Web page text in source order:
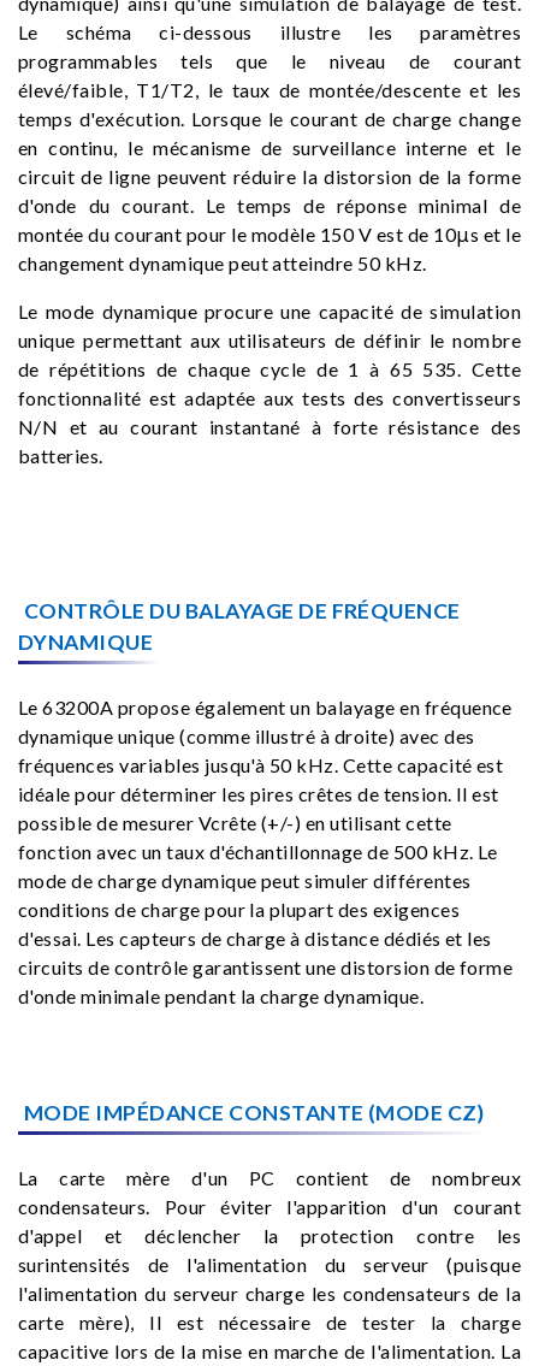
Le schéma ci-dessous illustre les paramètres
programmables tels que le niveau de courant
élevé/faible, T1/T2, le taux de montée/descente et les
temps d'exécution. Lorsque le courant de charge change
en continu, le mécanisme de surveillance interne et le
circuit de ligne peuvent réduire la distorsion de la forme
d'onde du courant. Le temps de réponse minimal de
montée du courant pour le modèle 150 V est de 10μs et le
changement dynamique peut atteindre 50 kHz.
Le mode dynamique procure une capacité de simulation
unique permettant aux utilisateurs de définir le nombre
de répétitions de chaque cycle de 1 à 65 535. Cette
fonctionnalité est adaptée aux tests des convertisseurs
N/N et au courant instantané à forte résistance des
batteries.
CONTRÔLE DU BALAYAGE DE FRÉQUENCE
DYNAMIQUE
Le 63200A propose également un balayage en fréquence
dynamique unique (comme illustré à droite) avec des
fréquences variables jusqu'à 50 kHz. Cette capacité est
idéale pour déterminer les pires crêtes de tension. Il est
possible de mesurer Vcrête (+/-) en utilisant cette
fonction avec un taux d'échantillonnage de 500 kHz. Le
mode de charge dynamique peut simuler différentes
conditions de charge pour la plupart des exigences
d'essai. Les capteurs de charge à distance dédiés et les
circuits de contrôle garantissent une distorsion de forme
d'onde minimale pendant la charge dynamique.
MODE IMPÉDANCE CONSTANTE (MODE CZ)
La carte mère d'un PC contient de nombreux
condensateurs. Pour éviter l'apparition d'un courant
d'appel et déclencher la protection contre les
surintensités de l'alimentation du serveur (puisque
l'alimentation du serveur charge les condensateurs de la
carte mère), Il est nécessaire de tester la charge
capacitive lors de la mise en marche de l'alimentation. La